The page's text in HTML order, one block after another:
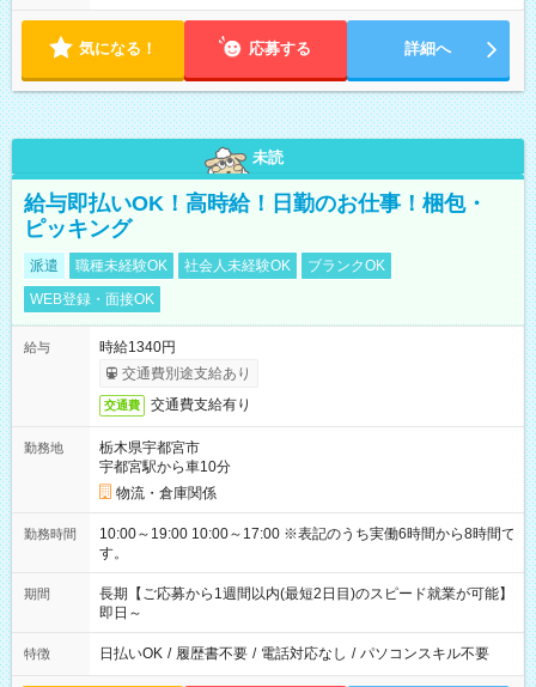
18:00 などのように、自由な働き方が可能なお仕事です！
気になる！ 応募する 詳細へ
未読
給与即払いOK！高時給！日勤のお仕事！梱包・
ピッキング
派遣 職種未経験OK 社会人未経験OK
ブランクOK
WEB登録・面接OK
給与
時給1340円
交通費別途支給あり
交通費 交通費支給有り
勤務地
栃木県宇都宮市
宇都宮駅から車10分
物流・倉庫関係
勤務時間
10:00～19:00 10:00～17:00 ※表記のうち実働6時間から8時間で
す。
期間
長期【ご応募から1週間以内(最短2日目)のスピード就業が可能】
即日～
特徴 日払いOK / 履歴書不要 / 電話対応なし / パソコンスキル不要